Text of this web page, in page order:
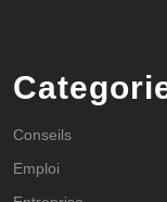
Conseils
Emploi